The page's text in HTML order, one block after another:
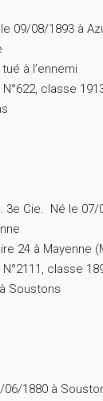
09/08/1893 à
à l’ennemi
classe
3e Cie. Né le 07/
24 à Mayenne
classe
Soustons
06/1880 à